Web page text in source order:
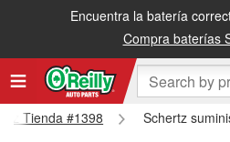
Encuentra la batería
Compra baterías
Tienda #1398
Schertz